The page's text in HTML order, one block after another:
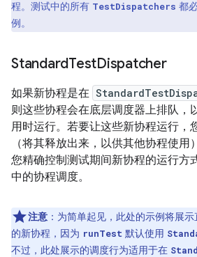
程。测试中的所有 TestDispatchers 都
例。
StandardTestDispatcher
如果新协程是在
则这些协程会在底层调度器上排队，
用时运行。若要让这些新协程运行，
（将其释放出来，以供其他协程使用
您精确控制测试期间新协程的运行方
中的协程调度。
注意 ：为简单起见，此处的示例将展
的新协程，因为 runTest 默认使用
不过，此处展示的调度行为适用于在